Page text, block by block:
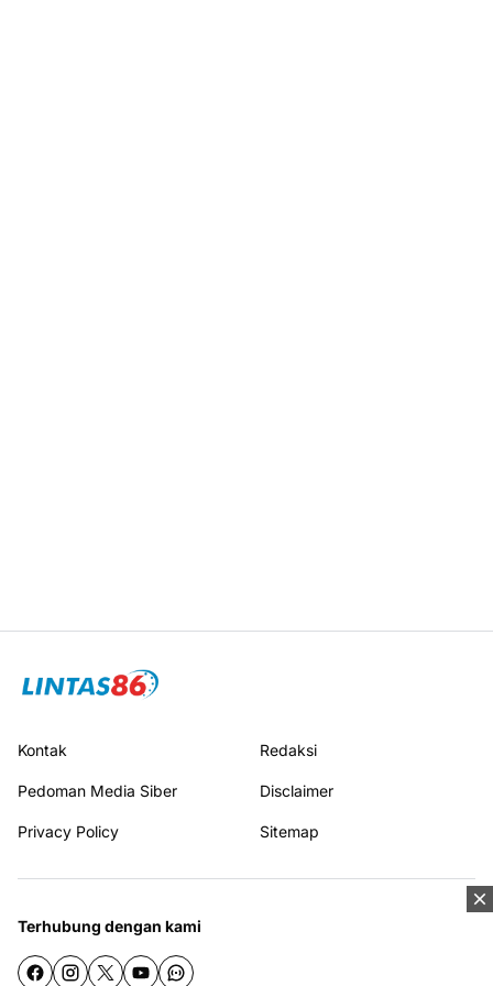
Kontak Redaksi
Pedoman Media Siber Disclaimer
Privacy Policy Sitemap
Terhubung dengan kami